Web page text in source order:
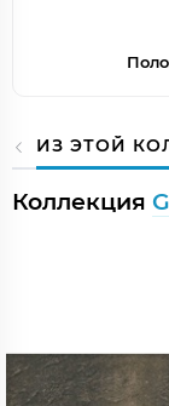
ИЗ ЭТОЙ
Коллекция